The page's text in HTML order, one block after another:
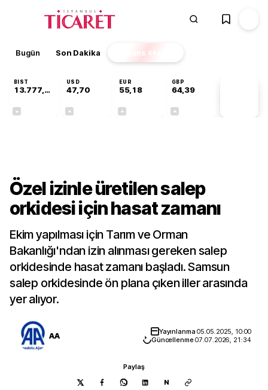
Bugün Son Dakika Finans EKSTRA
BIST
13.777,39
USD
47,70
EUR
55,18
GBP
64,39
Özel izinle üretilen salep
orkidesi için hasat zamanı
Ekim yapılması için Tarım ve Orman
Bakanlığı'ndan izin alınması gereken salep
orkidesinde hasat zamanı başladı. Samsun
salep orkidesinde ön plana çıken iller arasında
yer alıyor.
AA Yayınlanma05.05.2025, 10:00
Güncellenme07.07.2026, 21:34
Paylaş
N